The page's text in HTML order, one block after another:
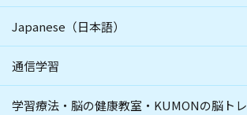
Japanese（日本語）
通信学習
学習療法・脳の健康教室・KUMONの脳トレ